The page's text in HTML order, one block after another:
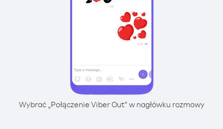
Wybrać „Połączenie Viber Out” w nagłówku rozmowy